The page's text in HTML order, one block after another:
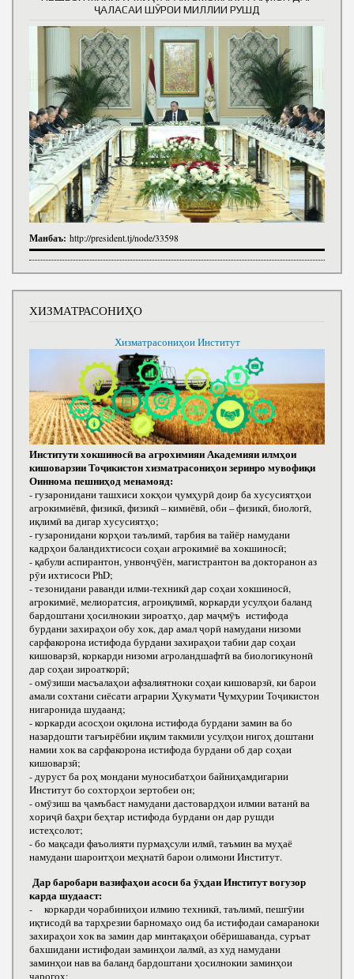
ҶАЛАСАИ ШӮРОИ МИЛЛИИ РУШД
Манбаъ: http://president.tj/node/33598
ХИЗМАТРАСОНИҲО
Хизматрасониҳои Институт
Институти хокшиносӣ ва агрохимияи Академияи илмҳои
кишоварзии Тоҷикистон хизматрасониҳои зеринро мувофиқи
Оиннома пешниҳод менамояд:
- гузаронидани ташхиси хокҳои ҷумҳурӣ доир ба хусусиятҳои
агрокимиёвӣ, физикӣ, физикӣ – кимиёвӣ, оби – физикӣ, биологӣ,
иқлимӣ ва дигар хусусиятҳо;
- гузаронидани корҳои таълимӣ, тарбия ва тайёр намудани
кадрҳои баландихтисоси соҳаи агрокимиё ва хокшиносӣ;
- қабули аспирантон, унвонҷӯён, магистрантон ва докторанон аз
рӯи ихтисоси РhD;
- тезонидани раванди илми-техникӣ дар соҳаи хокшиносӣ,
агрокимиё, мелиоратсия, агроиқлимӣ, коркарди усулҳои баланд
бардоштани ҳосилнокии зироатҳо, дар маҷмӯъ истифода
бурдани захираҳои обу хок, дар амал ҷорӣ намудани низоми
сарфакорона истифода бурдани захираҳои табии дар соҳаи
кишоварзӣ, коркарди низоми агроландшафтӣ ва биологикунонӣ
дар соҳаи зироаткорӣ;
- омӯзиши масъалаҳои афзалиятноки соҳаи кишоварзӣ, ки барои
амали сохтани сиёсати аграрии Ҳукумати Ҷумҳурии Тоҷикистон
нигаронида шудаанд;
- коркарди асосҳои оқилона истифода бурдани замин ва бо
назардошти тағъирёбии иқлим такмили усулҳои нигоҳ доштани
намии хок ва сарфакорона истифода бурдани об дар соҳаи
кишоварзӣ;
- дуруст ба роҳ мондани муносибатҳои байниҳамдигарии
Институт бо сохторҳои зертобеи он;
- омӯзиш ва ҷамъбаст намудани дастовардҳои илмии ватанӣ ва
хориҷӣ баҳри беҳтар истифода бурдани он дар рушди
истеҳсолот;
- бо мақсади фаъолияти пурмаҳсули илмӣ, таъмин ва муҳаё
намудани шароитҳои меҳнатӣ барои олимони Институт.
Дар баробари вазифаҳои асоси ба ӯҳдаи Институт вогузор
карда шудааст:
- коркарди чорабиниҳои илмию техникӣ, таълимӣ, пешгӯии
иқтисодӣ ва тарҳрезии барномаҳо оид ба истифодаи самараноки
захираҳои хок ва замин дар минтақаҳои обёришаванда, суръат
бахшидани истифодаи заминҳои лалмӣ, аз худ намудани
заминҳои нав ва баланд бардоштани ҳосилнокии заминҳои